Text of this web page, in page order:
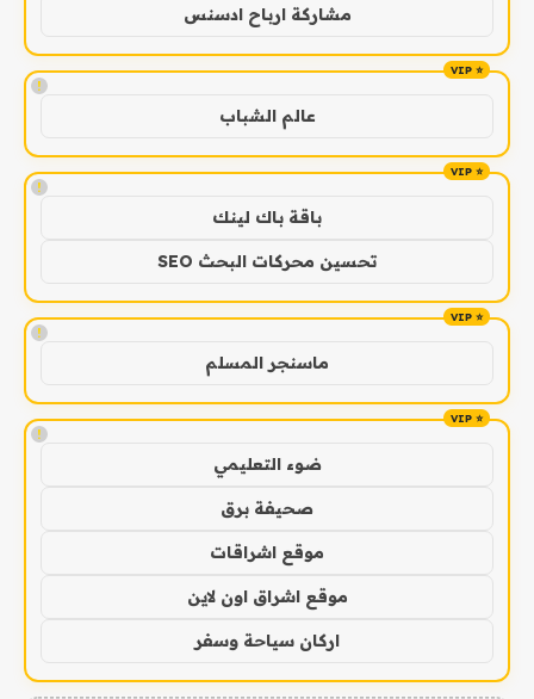
مشاركة ارباح ادسنس
!
عالم الشباب
!
باقة باك لينك
تحسين محركات البحث SEO
!
ماسنجر المسلم
!
ضوء التعليمي
صحيفة برق
موقع اشراقات
موقع اشراق اون لاين
اركان سياحة وسفر